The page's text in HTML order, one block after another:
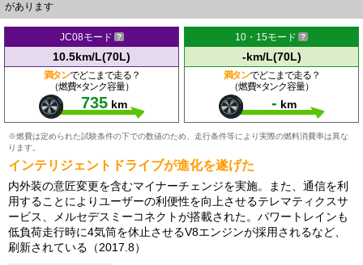
があります
JC08モード
10.5km/L(70L)
満タンでどこまで走る？
（燃費×タンク容量）
735 km
10・15モード
-km/L(70L)
満タンでどこまで走る？
（燃費×タンク容量）
- km
※燃費は定められた試験条件の下での数値のため、走行条件等により実際の燃料消費率は異な
ります。
インテリジェントドライブが進化を遂げた
内外装の意匠変更を含むマイナーチェンジを実施。また、通信を利
用することによりユーザーの利便性を向上させるテレマティクスサ
ービス、メルセデスミーコネクトが搭載された。パワートレインも
低負荷走行時に4気筒を休止させるV8エンジンが採用されるなど、
刷新されている（2017.8）